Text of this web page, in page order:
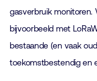
gasverbruik monitoren.
bijvoorbeeld met
bestaande (en vaak
toekomstbestendig en